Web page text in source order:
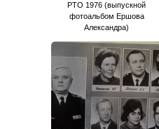
РТО 1976 (выпускной
фотоальбом Ершова
Александра)